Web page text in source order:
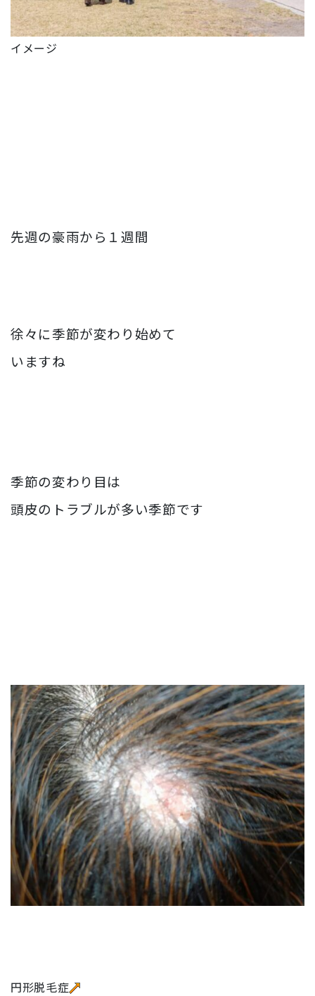
イメージ
先週の豪雨から１週間
徐々に季節が変わり始めて
いますね
季節の変わり目は
頭皮のトラブルが多い季節です
円形脱毛症